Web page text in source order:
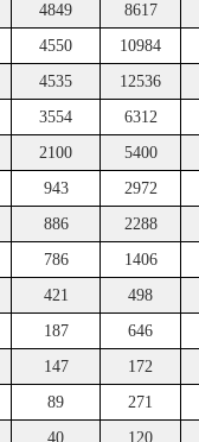
4849 8617
4550 10984
4535 12536
3554 6312
2100 5400
943 2972
886 2288
786 1406
421 498
187 646
147 172
89 271
40 120